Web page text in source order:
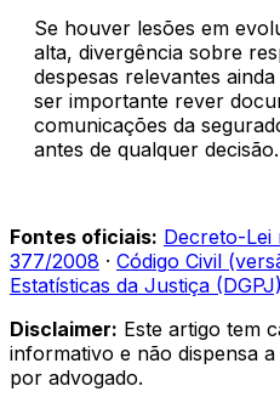
Se houver lesões em
alta, divergência sobre
despesas relevantes
ser importante rever
comunicações da
antes de qualquer decisão.
Fontes oficiais: Decreto-Lei
377/2008 · Código Civil
Estatísticas da Justiça (DGPJ)
Disclaimer: Este artigo tem
informativo e não dispensa
por advogado.